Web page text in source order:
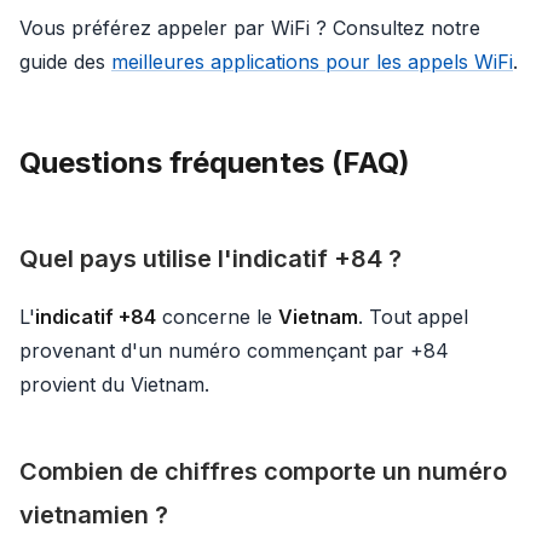
Vous préférez appeler par WiFi ? Consultez notre
guide des meilleures applications pour les appels WiFi.
Questions fréquentes (FAQ)
Quel pays utilise l'indicatif +84 ?
L'indicatif +84 concerne le Vietnam. Tout appel
provenant d'un numéro commençant par +84
provient du Vietnam.
Combien de chiffres comporte un numéro
vietnamien ?